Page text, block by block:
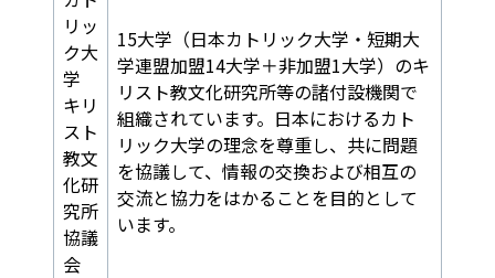
リッ
ク大
学
キリ
スト
教文
化研
究所
協議
会
15大学（日本カトリック大学・短期大
学連盟加盟14大学＋非加盟1大学）のキ
リスト教文化研究所等の諸付設機関で
組織されています。日本におけるカト
リック大学の理念を尊重し、共に問題
を協議して、情報の交換および相互の
交流と協力をはかることを目的として
います。